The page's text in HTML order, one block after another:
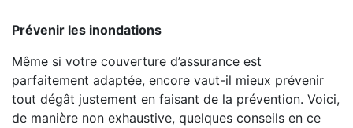
Prévenir les inondations
Même si votre couverture d’assurance est
parfaitement adaptée, encore vaut-il mieux prévenir
tout dégât justement en faisant de la prévention. Voici,
de manière non exhaustive, quelques conseils en ce